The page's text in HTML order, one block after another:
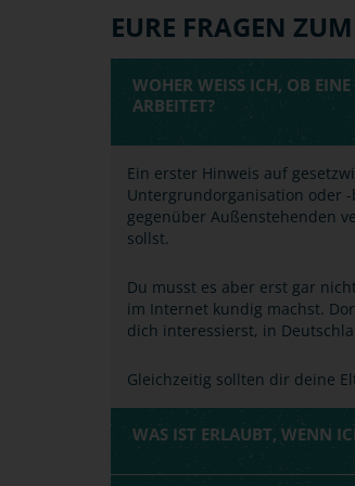
EURE FRAGEN ZUM
WOHER WEISS ICH, OB EINE
RBEITET?
Ein erster Hinweis auf
Untergrundorganisation oder
gegenüber Außenstehenden
sollst.
Du musst es aber erst gar
im Internet kundig machst.
dich interessierst, in
Gleichzeitig sollten dir deine
WAS IST ERLAUBT, WENN